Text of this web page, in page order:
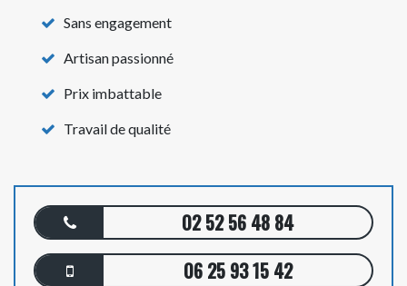
Sans engagement
Artisan passionné
Prix imbattable
Travail de qualité
02 52 56 48 84
06 25 93 15 42